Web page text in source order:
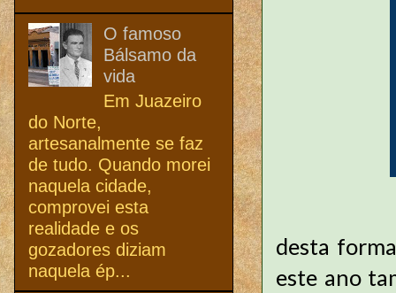
desta
este ano
O famoso
Bálsamo da
vida
Em Juazeiro
do Norte,
artesanalmente se faz
de tudo. Quando morei
naquela cidade,
comprovei esta
realidade e os
gozadores diziam
naquela ép...